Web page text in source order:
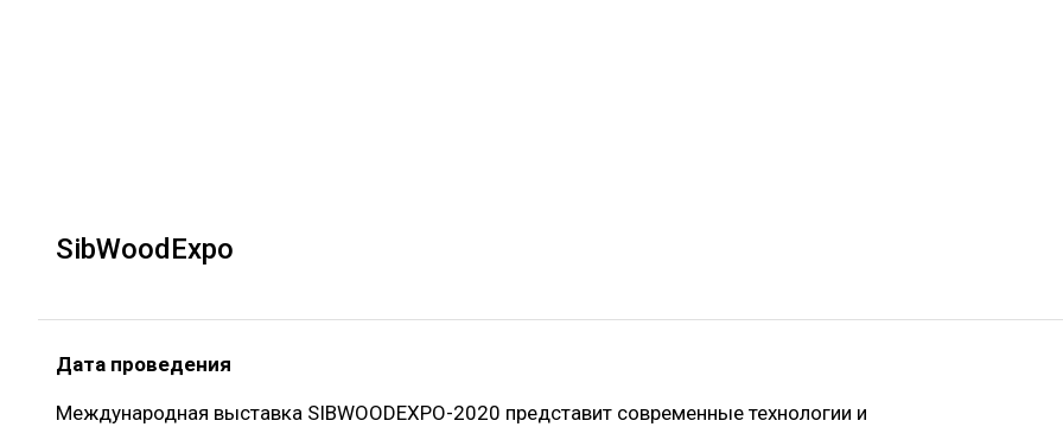
SibWoodExpo
Дата проведения
Международная выставка SIBWOODEXPO-2020 представит современные технологии и